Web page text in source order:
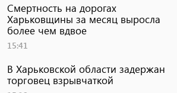
Смертность на дорогах
Харьковщины за месяц выросла
более чем вдвое
15:41
В Харьковской области задержан
торговец взрывчаткой